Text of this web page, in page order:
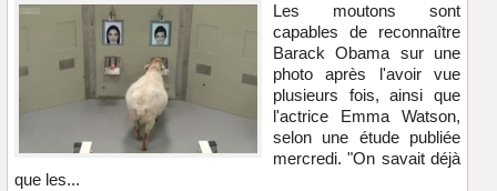
Les moutons sont
capables de reconnaître
Barack Obama sur une
photo après l'avoir vue
plusieurs fois, ainsi que
l'actrice Emma Watson,
selon une étude publiée
mercredi. "On savait déjà
que les...